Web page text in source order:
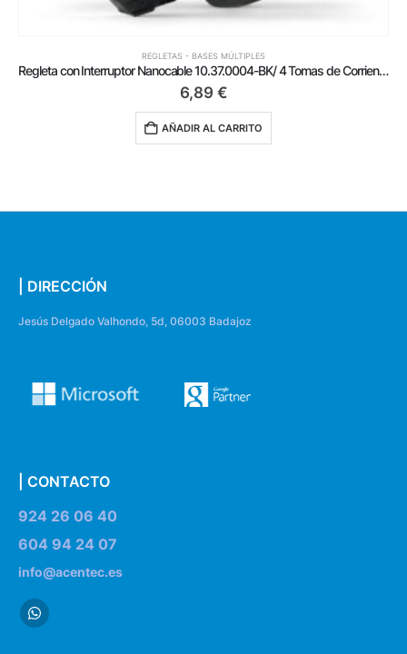
REGLETAS - BASES MÚLTIPLES
Regleta con Interruptor Nanocable 10.37.0004-BK/ 4 Tomas de Corriente/ Cable 1.4m/ Negro
6,89 €
AÑADIR AL CARRITO
| DIRECCIÓN
Jesús Delgado Valhondo, 5d, 06003 Badajoz
| CONTACTO
924 26 06 40
604 94 24 07
info@acentec.es